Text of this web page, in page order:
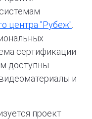
центра "Рубеж"
сертификации
доступны
и
проект